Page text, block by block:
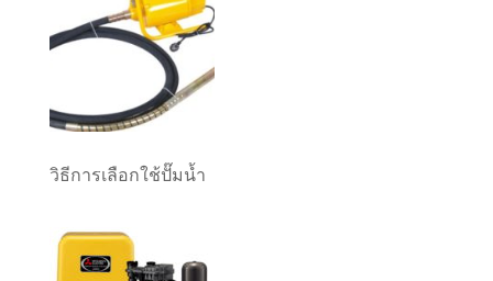
วิธีการเลือกใช้ปั๊มน้ำ